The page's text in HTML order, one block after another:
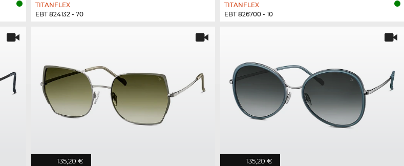
TITANFLEX
EBT 824132 - 70
TITANFLEX
EBT 826700 - 10
135,20 € 135,20 €